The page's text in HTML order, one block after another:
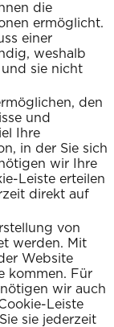
die
ermöglicht.
einer
weshalb
sie nicht
den
und
Ihre
in der Sie sich
wir Ihre
Leiste erteilen
direkt auf
von
werden. Mit
Website
kommen. Für
wir auch
Leiste
sie jederzeit